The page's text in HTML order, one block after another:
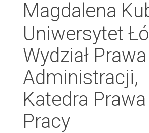
Magdalena
Uniwersytet
Wydział
Administracji,
Katedra Prawa
Pracy